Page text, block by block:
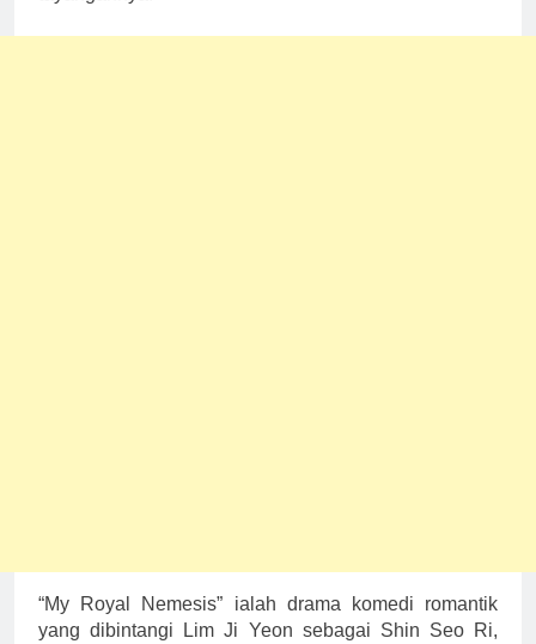
“My Royal Nemesis” ialah drama komedi romantik
yang dibintangi Lim Ji Yeon sebagai Shin Seo Ri,